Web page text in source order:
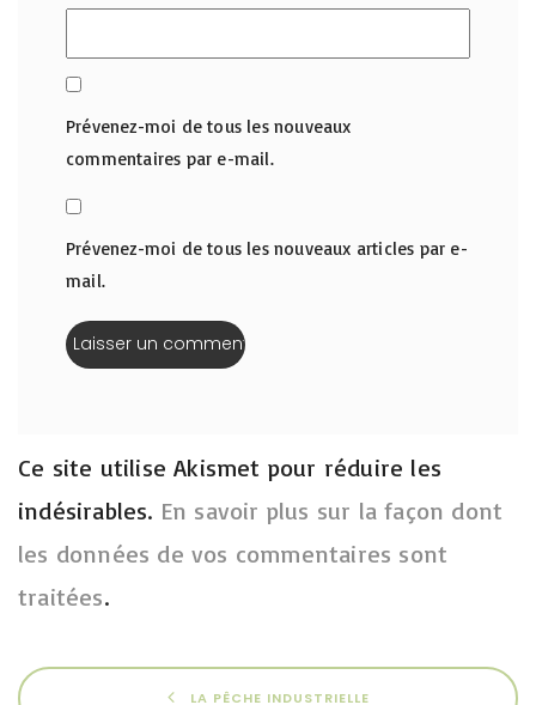
Prévenez-moi de tous les nouveaux
commentaires par e-mail.
Prévenez-moi de tous les nouveaux articles par e-
mail.
Ce site utilise Akismet pour réduire les
indésirables. En savoir plus sur la façon dont
les données de vos commentaires sont
traitées.
LA PÊCHE INDUSTRIELLE